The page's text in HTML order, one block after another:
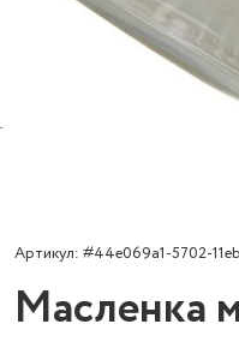
Артикул: #44e069a1-5702-
Масленка